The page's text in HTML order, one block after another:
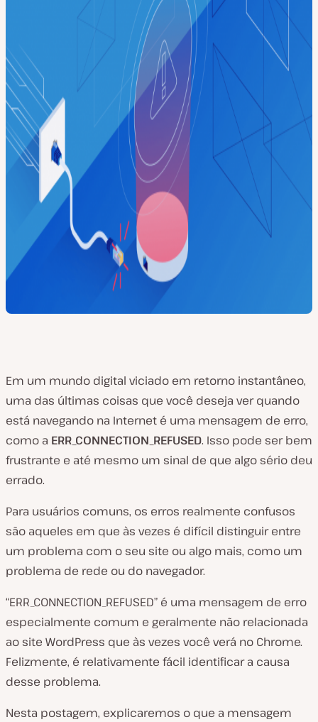
Em um mundo digital viciado em retorno instantâneo,
uma das últimas coisas que você deseja ver quando
está navegando na Internet é uma mensagem de erro,
como a ERR_CONNECTION_REFUSED. Isso pode ser bem
frustrante e até mesmo um sinal de que algo sério deu
errado.
Para usuários comuns, os erros realmente confusos
são aqueles em que às vezes é difícil distinguir entre
um problema com o seu site ou algo mais, como um
problema de rede ou do navegador.
“ERR_CONNECTION_REFUSED” é uma mensagem de erro
especialmente comum e geralmente não relacionada
ao site WordPress que às vezes você verá no Chrome.
Felizmente, é relativamente fácil identificar a causa
desse problema.
Nesta postagem, explicaremos o que a mensagem